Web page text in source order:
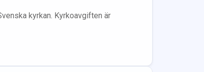
kyrkan. Kyrkoavgiften är